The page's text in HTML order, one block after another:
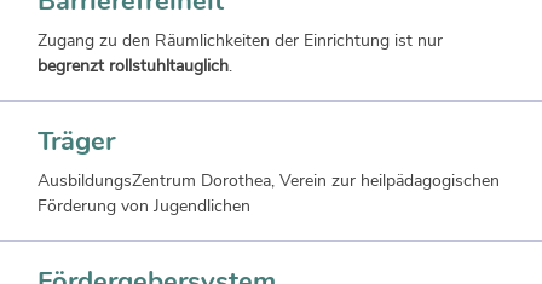
Zugang zu den Räumlichkeiten der Einrichtung ist nur
begrenzt rollstuhltauglich.
Träger
AusbildungsZentrum Dorothea, Verein zur heilpädagogischen
Förderung von Jugendlichen